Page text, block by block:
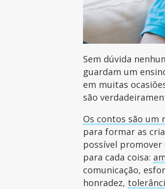
Sem dúvida
guardam um
em muitas
são
Os contos são um
para formar as
possível promover
para cada coisa:
comunicação,
honradez,